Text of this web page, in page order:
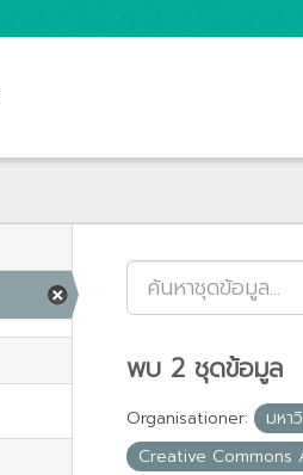
พบ 2 ชุดข้อมูล
Organisationer: มหา
Creative Commons